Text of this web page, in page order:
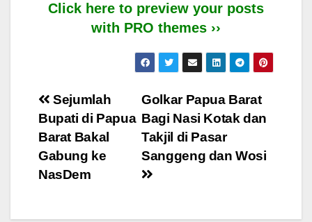
Click here to preview your posts
with PRO themes ››
Post
navigation
Golkar Papua Barat
Bagi Nasi Kotak dan
Takjil di Pasar
Sanggeng dan Wosi
Sejumlah
Bupati di Papua
Barat Bakal
Gabung ke
NasDem